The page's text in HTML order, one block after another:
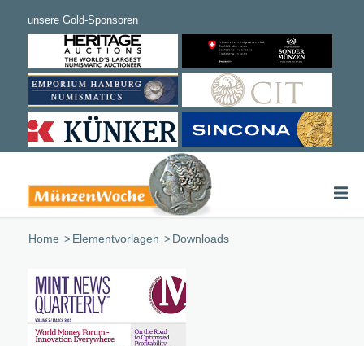
Home /Elementvorlagen /Downloads